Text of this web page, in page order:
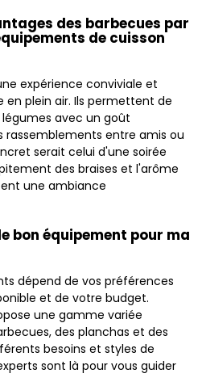
des barbecues par
de cuisson
expérience conviviale et
en plein air. Ils permettent de
légumes avec un goût
rassemblements entre amis ou
serait celui d'une soirée
des braises et l'arôme
une ambiance
bon équipement pour ma
dépend de vos préférences
et de votre budget.
une gamme variée
des planchas et des
besoins et styles de
sont là pour vous guider